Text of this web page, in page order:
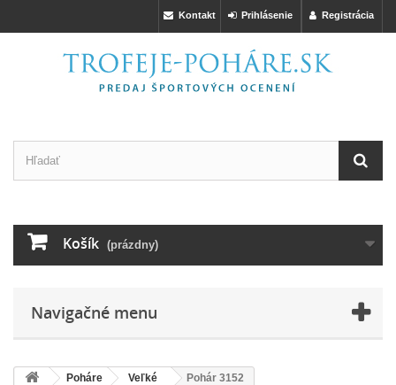
Registrácia
Prihlásenie
Kontakt
Košík (prázdny)
Navigačné menu
Poháre Veľké Pohár 3152